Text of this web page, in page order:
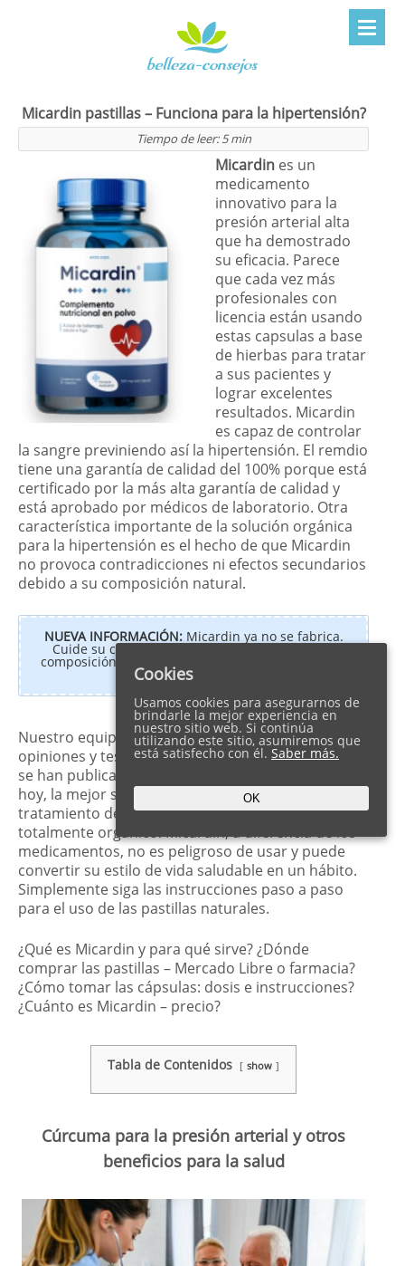
Micardin pastillas – Funciona para la hipertensión?
Tiempo de leer:5 min
Micardin es un
medicamento
innovativo para la
presión arterial alta
que ha demostrado
su eficacia. Parece
que cada vez más
profesionales con
licencia están usando
estas capsulas a base
de hierbas para tratar
a sus pacientes y
lograr excelentes
resultados. Micardin
es capaz de controlar
la sangre previniendo así la hipertensión. El remdio
tiene una garantía de calidad del 100% porque está
certificado por la más alta garantía de calidad y
está aprobado por médicos de laboratorio. Otra
característica importante de la solución orgánica
para la hipertensión es el hecho de que Micardin
no provoca contradicciones ni efectos secundarios
debido a su composición natural.
NUEVA INFORMACIÓN:Micardin ya no se fabrica.
Cuide su corazón con Vitalex. Lea más sobre la
composición y
nuestra reseña
.
Nuestro equipo reunió fácilmente miles de
opiniones y testimonios positivos de Micardin que
se han publicado. Clientes en Perú afirman que
hoy, la mejor solución para la prevención y el
tratamiento de la hipertensión es este producto
totalmente orgánico. Micardin, a diferencia de los
medicamentos, no es peligroso de usar y puede
convertir su estilo de vida saludable en un hábito.
Simplemente siga las instrucciones paso a paso
para el uso de las pastillas naturales.
¿Qué es Micardin y para qué sirve? ¿Dónde
comprar las pastillas – Mercado Libre o farmacia?
¿Cómo tomar las cápsulas: dosis e instrucciones?
¿Cuánto es Micardin – precio?
Tabla de Contenidos show
Cúrcuma para la presión arterial y otros
beneficios para la salud
Cookies
Usamos cookies para asegurarnos de
brindarle la mejor experiencia en
nuestro sitio web. Si continúa
utilizando este sitio, asumiremos que
está satisfecho con él. Saber más.
OK